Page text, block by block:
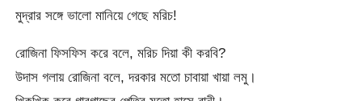
মুদ্রার সঙ্গে ভালো মানিয়ে গেছে মরিচ!
রোজিনা ফিসফিস করে বলে, মরিচ দিয়া কী করবি?
উদাস গলায় রোজিনা বলে, দরকার মতো চাবায়া খায়া লমু।